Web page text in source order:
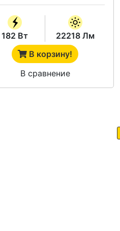
182 Вт
22218 Лм
В корзину!
В сравнение